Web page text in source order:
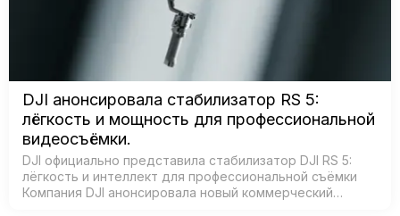
DJI анонсировала стабилизатор RS 5:
лёгкость и мощность для профессиональной
видеосъёмки.
DJI официально представила стабилизатор DJI RS 5:
лёгкость и интеллект для профессиональной съёмки
Компания DJI анонсировала новый коммерческий